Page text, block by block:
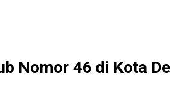
Nomor 46 di Kota